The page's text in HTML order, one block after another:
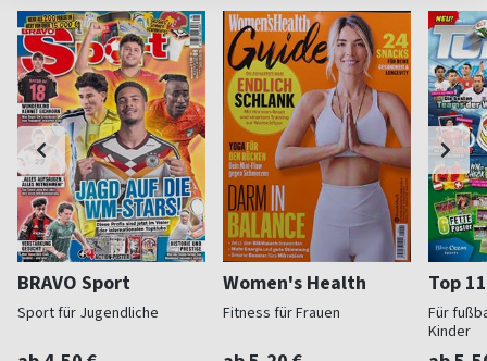
BRAVO Sport
Sport für Jugendliche
Women's Health
Fitness für Frauen
Top 11
Für
Kinder